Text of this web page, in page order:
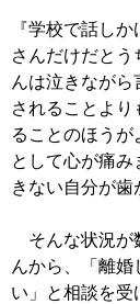
『学校で話し
さんだけだとう
んは泣きなが
されることよ
ることのほう
として心が痛
きない自分が歯
そんな状況が
んから、「離婚
い」と相談を受